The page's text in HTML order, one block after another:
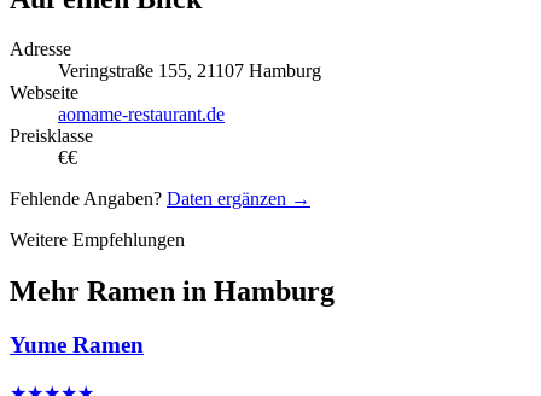
Adresse
Veringstraße 155, 21107 Hamburg
Webseite
aomame-restaurant.de
Preisklasse
€€
Fehlende Angaben? Daten ergänzen →
Weitere Empfehlungen
Mehr Ramen in Hamburg
Yume Ramen